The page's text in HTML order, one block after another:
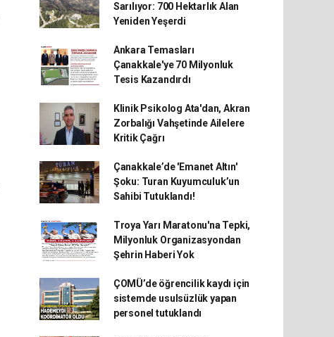
Sarılıyor: 700 Hektarlık Alan
Yeniden Yeşerdi
Ankara Temasları
Çanakkale'ye 70 Milyonluk
Tesis Kazandırdı
Klinik Psikolog Ata'dan, Akran
Zorbalığı Vahşetinde Ailelere
Kritik Çağrı
Çanakkale’de 'Emanet Altın'
Şoku: Turan Kuyumculuk’un
Sahibi Tutuklandı!
Troya Yarı Maratonu'na Tepki,
Milyonluk Organizasyondan
Şehrin Haberi Yok
ÇOMÜ’de öğrencilik kaydı için
sistemde usulsüzlük yapan
personel tutuklandı